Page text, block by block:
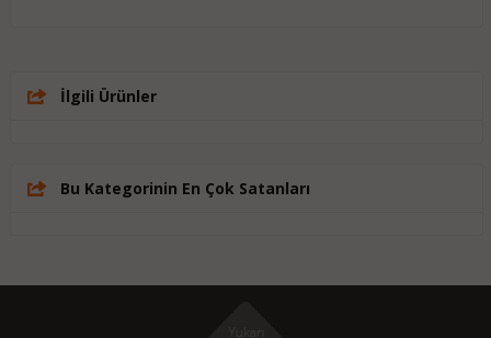
İlgili Ürünler
Bu Kategorinin En Çok Satanları